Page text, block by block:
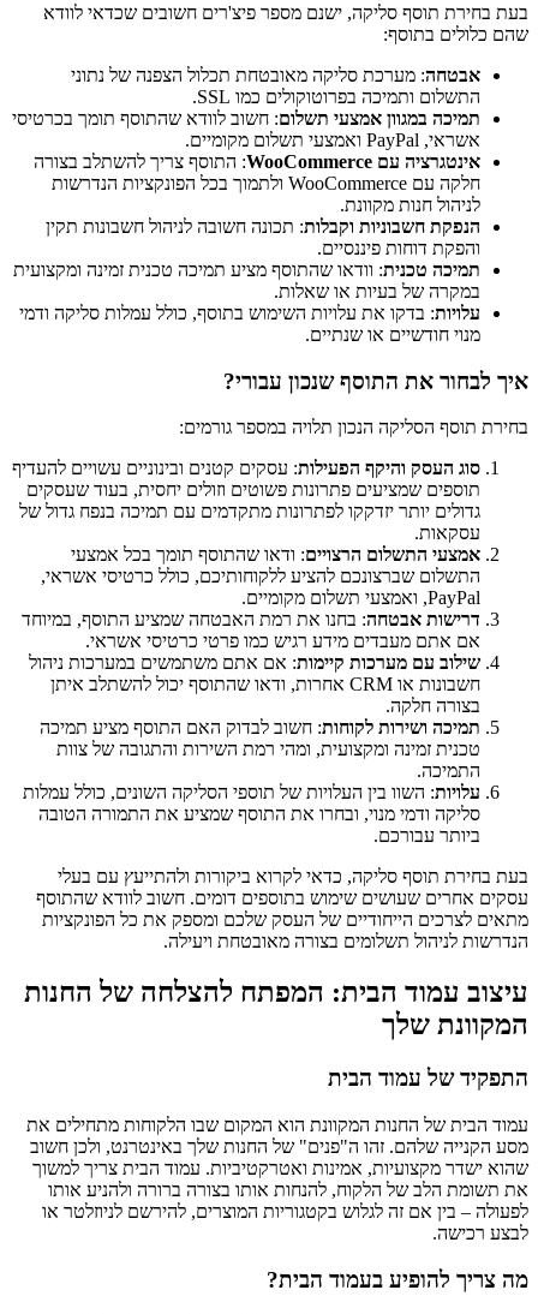
בעת בחירת תוסף סליקה, ישנם מספר פיצ'רים חשובים שכדאי לוודא
שהם כלולים בתוסף:
אבטחה: מערכת סליקה מאובטחת תכלול הצפנה של נתוני
התשלום ותמיכה בפרוטוקולים כמו SSL.
תמיכה במגוון אמצעי תשלום: חשוב לוודא שהתוסף תומך בכרטיסי
אשראי, PayPal ואמצעי תשלום מקומיים.
אינטגרציה עם WooCommerce
: התוסף צריך להשתלב בצורה
חלקה עם WooCommerce ולתמוך בכל הפונקציות הנדרשות
לניהול חנות מקוונת.
הנפקת חשבוניות וקבלות: תכונה חשובה לניהול חשבונות תקין
והפקת דוחות פיננסיים.
תמיכה טכנית: וודאו שהתוסף מציע תמיכה טכנית זמינה ומקצועית
במקרה של בעיות או שאלות.
עלויות: בדקו את עלויות השימוש בתוסף, כולל עמלות סליקה ודמי
מנוי חודשיים או שנתיים.
איך לבחור את התוסף שנכון עבורי?
בחירת תוסף הסליקה הנכון תלויה במספר גורמים:
סוג העסק והיקף הפעילות: עסקים קטנים ובינוניים עשויים להעדיף
תוספים שמציעים פתרונות פשוטים וזולים יחסית, בעוד שעסקים
גדולים יותר יזדקקו לפתרונות מתקדמים עם תמיכה בנפח גדול של
עסקאות.
אמצעי התשלום הרצויים: ודאו שהתוסף תומך בכל אמצעי
התשלום שברצונכם להציע ללקוחותיכם, כולל כרטיסי אשראי,
PayPal, ואמצעי תשלום מקומיים.
דרישות אבטחה: בחנו את רמת האבטחה שמציע התוסף, במיוחד
אם אתם מעבדים מידע רגיש כמו פרטי כרטיסי אשראי.
שילוב עם מערכות קיימות: אם אתם משתמשים במערכות ניהול
חשבונות או CRM אחרות, ודאו שהתוסף יכול להשתלב איתן
בצורה חלקה.
תמיכה ושירות לקוחות: חשוב לבדוק האם התוסף מציע תמיכה
טכנית זמינה ומקצועית, ומהי רמת השירות והתגובה של צוות
התמיכה.
עלויות: השוו בין העלויות של תוספי הסליקה השונים, כולל עמלות
סליקה ודמי מנוי, ובחרו את התוסף שמציע את התמורה הטובה
ביותר עבורכם.
בעת בחירת תוסף סליקה, כדאי לקרוא ביקורות ולהתייעץ עם בעלי
עסקים אחרים שעושים שימוש בתוספים דומים. חשוב לוודא שהתוסף
מתאים לצרכים הייחודיים של העסק שלכם ומספק את כל הפונקציות
הנדרשות לניהול תשלומים בצורה מאובטחת ויעילה.
עיצוב עמוד הבית: המפתח להצלחה של החנות
המקוונת שלך
התפקיד של עמוד הבית
עמוד הבית של החנות המקוונת הוא המקום שבו הלקוחות מתחילים את
מסע הקנייה שלהם. זהו ה"פנים" של החנות שלך באינטרנט, ולכן חשוב
שהוא ישדר מקצועיות, אמינות ואטרקטיביות. עמוד הבית צריך למשוך
את תשומת הלב של הלקוח, להנחות אותו בצורה ברורה ולהניע אותו
לפעולה – בין אם זה לגלוש בקטגוריות המוצרים, להירשם לניוזלטר או
לבצע רכישה.
מה צריך להופיע בעמוד הבית?